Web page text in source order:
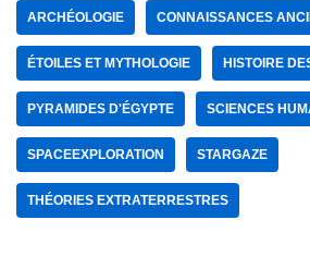
ARCHÉOLOGIE CONNAISSANCES
ÉTOILES ET MYTHOLOGIE HISTOIRE
PYRAMIDES D'ÉGYPTE SCIENCES
SPACEEXPLORATION STARGAZE
THÉORIES EXTRATERRESTRES